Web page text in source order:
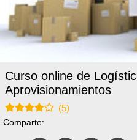
Curso online de
Aprovisionamientos
(5)
Comparte: